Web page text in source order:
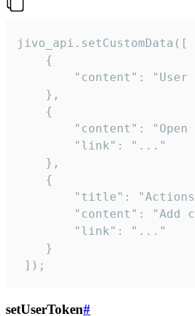
jivo_api.setCustomData([
    {
"content": "User
    },
    {
"content": "Open
        "link": "..."
    },
    {
"title":
"content": "Add
        "link": "..."
    }
]);
setUserToken#